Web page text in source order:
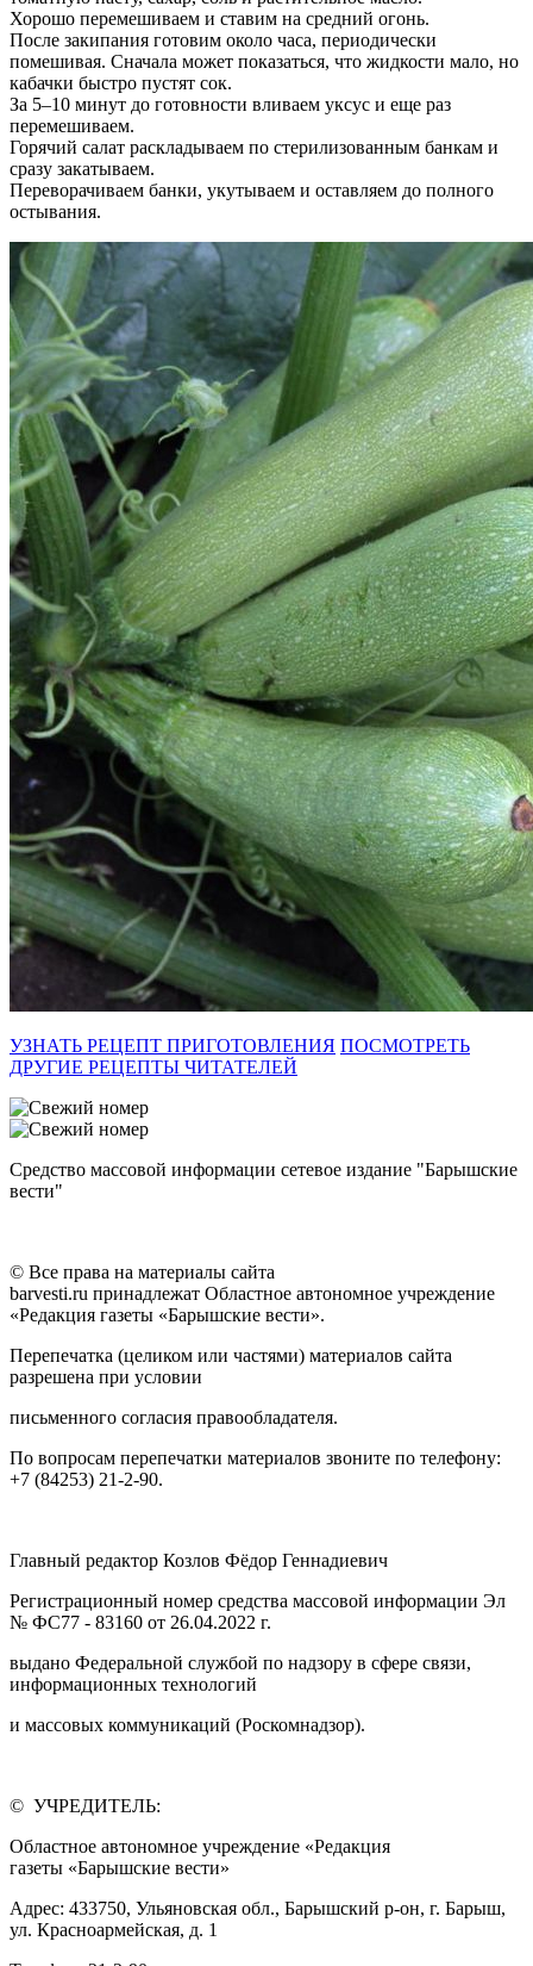
Хорошо перемешиваем и ставим на средний огонь.
После закипания готовим около часа, периодически
помешивая. Сначала может показаться, что жидкости мало, но
кабачки быстро пустят сок.
За 5–10 минут до готовности вливаем уксус и еще раз
перемешиваем.
Горячий салат раскладываем по стерилизованным банкам и
сразу закатываем.
Переворачиваем банки, укутываем и оставляем до полного
остывания.
УЗНАТЬ РЕЦЕПТ ПРИГОТОВЛЕНИЯ ПОСМОТРЕТЬ
ДРУГИЕ РЕЦЕПТЫ ЧИТАТЕЛЕЙ
Средство массовой информации сетевое издание "Барышские
вести"
© Все права на материалы сайта
barvesti.ru принадлежат Областное автономное учреждение
«Редакция газеты «Барышские вести».
Перепечатка (целиком или частями) материалов сайта
разрешена при условии
письменного согласия правообладателя.
По вопросам перепечатки материалов звоните по телефону:
+7 (84253) 21-2-90.
Главный редактор Козлов Фёдор Геннадиевич
Регистрационный номер средства массовой информации Эл
№ ФС77 - 83160 от 26.04.2022 г.
выдано Федеральной службой по надзору в сфере связи,
информационных технологий
и массовых коммуникаций (Роскомнадзор).
© УЧРЕДИТЕЛЬ:
Областное автономное учреждение «Редакция
газеты «Барышские вести»
Адрес: 433750, Ульяновская обл., Барышский р-он, г. Барыш,
ул. Красноармейская, д. 1